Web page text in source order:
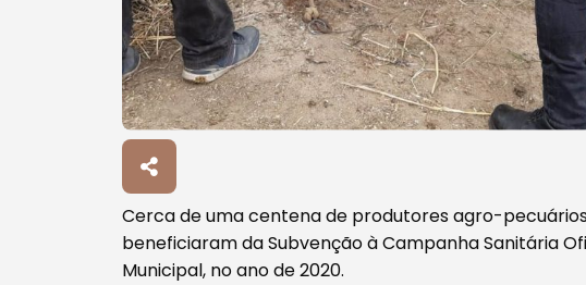
Procurar
Cerca de uma centena de produtores agro-
beneficiaram da Subvenção à Campanha Sanitária
Municipal, no ano de 2020.